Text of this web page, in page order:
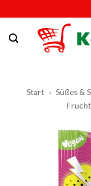
springen
Start » Süßes &